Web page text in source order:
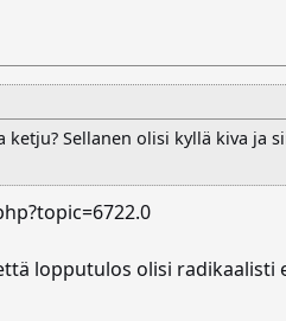
Sellanen olisi kyllä kiva ja
lopputulos olisi radikaalisti